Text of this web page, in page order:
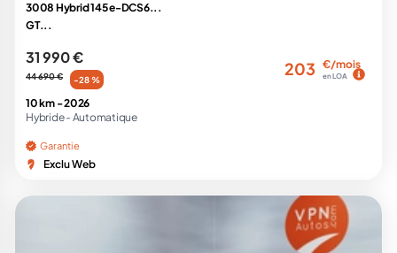
3008 Hybrid 145 e-DCS6...
GT...
31 990 €
44 690 € -28 %
203 €/mois
en LOA
10 km -2026
Hybride - Automatique
Garantie
Exclu Web